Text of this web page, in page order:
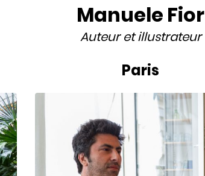
Manuele Fior
Auteuretillustrateur
Paris